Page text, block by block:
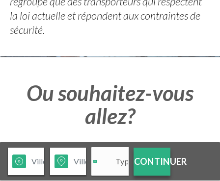
la loi actuelle et répondent aux contraintes de
sécurité.
Ou souhaitez-vous
allez?
CONTINUER